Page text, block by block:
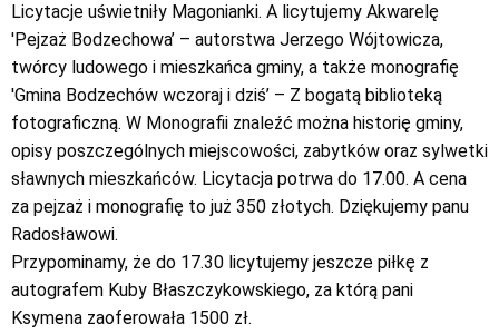
Licytacje uświetniły Magonianki. A licytujemy Akwarelę
'Pejzaż Bodzechowa’ – autorstwa Jerzego Wójtowicza,
twórcy ludowego i mieszkańca gminy, a także monografię
'Gmina Bodzechów wczoraj i dziś’ – Z bogatą biblioteką
fotograficzną. W Monografii znaleźć można historię gminy,
opisy poszczególnych miejscowości, zabytków oraz sylwetki
sławnych mieszkańców. Licytacja potrwa do 17.00. A cena
za pejzaż i monografię to już 350 złotych. Dziękujemy panu
Radosławowi.
Przypominamy, że do 17.30 licytujemy jeszcze piłkę z
autografem Kuby Błaszczykowskiego, za którą pani
Ksymena zaoferowała 1500 zł.